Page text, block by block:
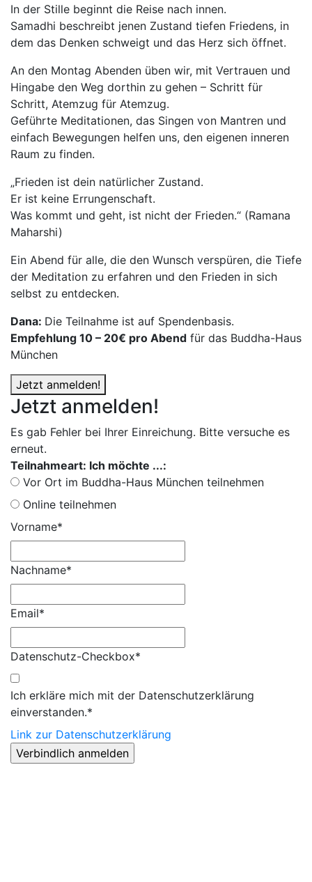
In der Stille beginnt die Reise nach innen.
Samadhi beschreibt jenen Zustand tiefen Friedens, in
dem das Denken schweigt und das Herz sich öffnet.
An den Montag Abenden üben wir, mit Vertrauen und
Hingabe den Weg dorthin zu gehen – Schritt für
Schritt, Atemzug für Atemzug.
Geführte Meditationen, das Singen von Mantren und
einfach Bewegungen helfen uns, den eigenen inneren
Raum zu finden.
„Frieden ist dein natürlicher Zustand.
Er ist keine Errungenschaft.
Was kommt und geht, ist nicht der Frieden.“ (Ramana
Maharshi)
Ein Abend für alle, die den Wunsch verspüren, die Tiefe
der Meditation zu erfahren und den Frieden in sich
selbst zu entdecken.
Dana: Die Teilnahme ist auf Spendenbasis.
Empfehlung 10 – 20€ pro Abend für das Buddha-Haus
München
Jetzt anmelden!
Jetzt anmelden!
Es gab Fehler bei Ihrer Einreichung. Bitte versuche es
erneut.
Teilnahmeart: Ich möchte ...:
Vor Ort im Buddha-Haus München teilnehmen
Online teilnehmen
Vorname*
Nachname*
Email*
Datenschutz-Checkbox*
Ich erkläre mich mit der Datenschutzerklärung
einverstanden.*
Link zur Datenschutzerklärung